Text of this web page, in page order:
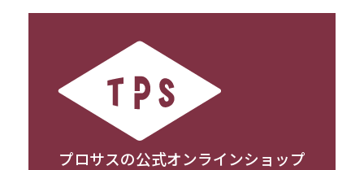
プロサスの公式オンラインショップ